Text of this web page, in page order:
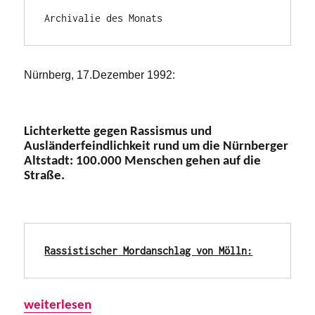
Archivalie des Monats
Nürnberg, 17.Dezember 1992:
Lichterkette gegen Rassismus und
Ausländerfeindlichkeit rund um die Nürnberger
Altstadt: 100.000 Menschen gehen auf die
Straße.
Rassistischer Mordanschlag von Mölln:
„1992: 100.000 Menschen in Nürnberg auf der
weiterlesen